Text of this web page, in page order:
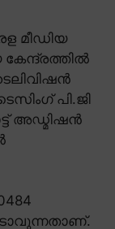
മീഡിയ
പി.ജി
അഡ്മിഷൻ